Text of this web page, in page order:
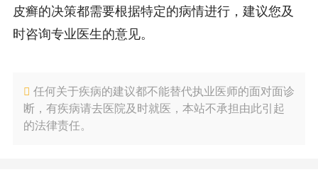
皮癣的决策都需要根据特定的病情进行，建议您及
时咨询专业医生的意见。
任何关于疾病的建议都不能替代执业医师的面对面诊
断，有疾病请去医院及时就医，本站不承担由此引起
的法律责任。